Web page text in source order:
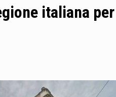
italiana